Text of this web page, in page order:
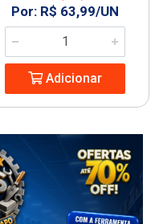
Por: R$ 63,99/UN
Adicionar